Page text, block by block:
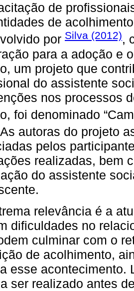
de
de
por Silva (2012),
para a adoção e
um projeto que
do assistente
nos processos
foi denominado
autoras do projeto
pelos
realizadas, bem
do assistente
relevância é a
dificuldades no
culminar com o
de acolhimento,
esse acontecimento.
ser realizado antes